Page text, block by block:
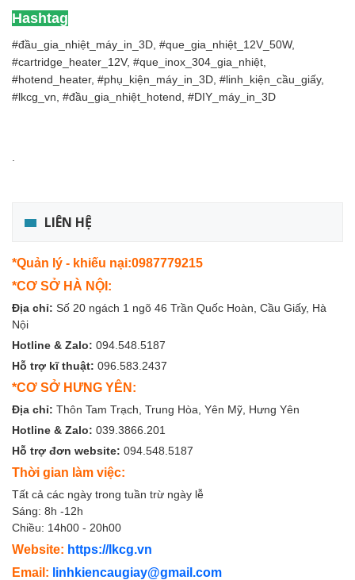
Hashtag
#đầu_gia_nhiệt_máy_in_3D, #que_gia_nhiệt_12V_50W,
#cartridge_heater_12V, #que_inox_304_gia_nhiệt,
#hotend_heater, #phụ_kiện_máy_in_3D, #linh_kiện_cầu_giấy,
#lkcg_vn, #đầu_gia_nhiệt_hotend, #DIY_máy_in_3D
LIÊN HỆ
*Quản lý - khiếu nại:0987779215
*CƠ SỞ HÀ NỘI:
Địa chỉ: Số 20 ngách 1 ngõ 46 Trần Quốc Hoàn, Cầu Giấy, Hà
Nội
Hotline & Zalo: 094.548.5187
Hỗ trợ kĩ thuật: 096.583.2437
*CƠ SỞ HƯNG YÊN:
Địa chỉ: Thôn Tam Trạch, Trung Hòa, Yên Mỹ, Hưng Yên
Hotline & Zalo: 039.3866.201
Hỗ trợ đơn website: 094.548.5187
Thời gian làm việc:
Tất cả các ngày trong tuần trừ ngày lễ
Sáng: 8h -12h
Chiều: 14h00 - 20h00
Website: https://lkcg.vn
Email: linhkiencaugiay@gmail.com